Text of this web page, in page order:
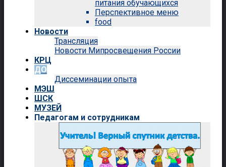
питания обучающихся
Перспективное меню
food
Новости
Трансляция
Новости Мипросвещения России
КРЦ
ДО
Диссеминации опыта
МЭШ
ШСК
МУЗЕЙ
Педагогам и сотрудникам